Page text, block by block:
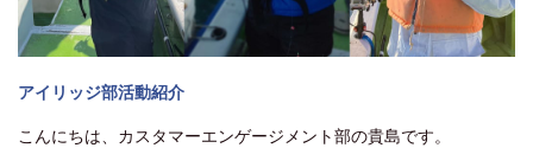
アイリッジ部活動紹介
こんにちは、カスタマーエンゲージメント部の貴島です。